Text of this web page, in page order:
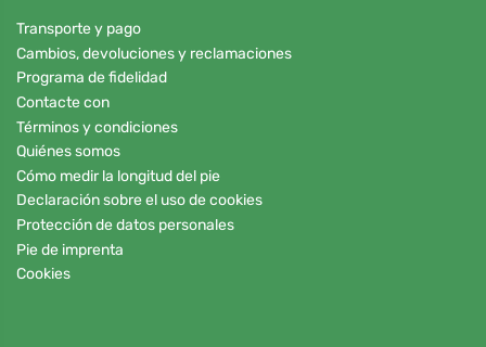
Transporte y pago
Cambios, devoluciones y reclamaciones
Programa de fidelidad
Contacte con
Términos y condiciones
Quiénes somos
Cómo medir la longitud del pie
Declaración sobre el uso de cookies
Protección de datos personales
Pie de imprenta
Cookies